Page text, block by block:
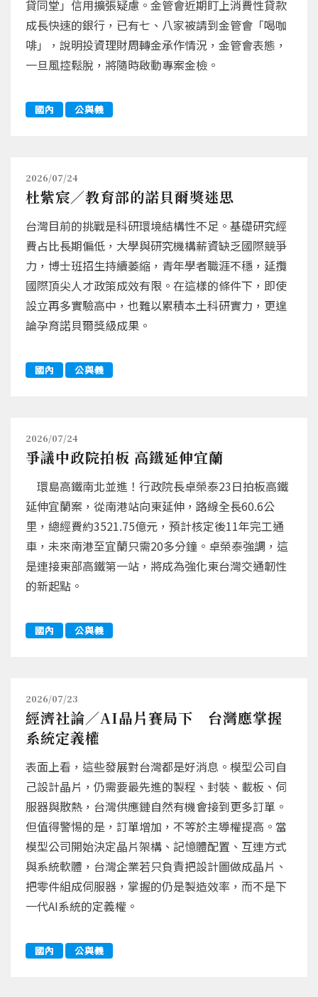
貸同堂」信用擴張疑慮。金管會近期盯上消費性貸款
成長快速的銀行，已有七、八家被請到金管會「喝咖
啡」，說明投資理財周轉金承作情況，金管會表態，
一旦風控鬆脫，將隨時啟動專案金檢。
國內 公與義
2026/07/24
杜紫宸／教育部的諾貝爾獎迷思
台灣目前的挑戰是科研環境結構性不足。基礎研究經
費占比長期偏低，大學與研究機構薪資缺乏國際競爭
力，博士班招生持續萎縮，青年學者職涯不穩，延攬
國際頂尖人才政策成效有限。在這樣的條件下，即使
設立再多實驗高中，也難以累積本土科研實力，更遑
論孕育諾貝爾獎級成果。
國內 公與義
2026/07/24
爭議中政院拍板 高鐵延伸宜蘭
環島高鐵南北並進！行政院長卓榮泰23日拍板高鐵
延伸宜蘭案，從南港站向東延伸，路線全長60.6公
里，總經費約3521.75億元，預計核定後11年完工通
車，未來南港至宜蘭只需20多分鐘。卓榮泰強調，這
是連接東部高鐵第一站，將成為強化東台灣交通韌性
的新起點。
國內 公與義
2026/07/23
經濟社論／AI晶片賽局下 台灣應掌握
系統定義權
表面上看，這些發展對台灣都是好消息。模型公司自
己設計晶片，仍需要最先進的製程、封裝、載板、伺
服器與散熱，台灣供應鏈自然有機會接到更多訂單。
但值得警惕的是，訂單增加，不等於主導權提高。當
模型公司開始決定晶片架構、記憶體配置、互連方式
與系統軟體，台灣企業若只負責把設計圖做成晶片、
把零件組成伺服器，掌握的仍是製造效率，而不是下
一代AI系統的定義權。
國內 公與義